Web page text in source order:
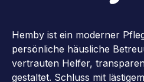
Hemby ist ein moderner
persönliche häusliche
vertrauten Helfer,
gestaltet. Schluss mit